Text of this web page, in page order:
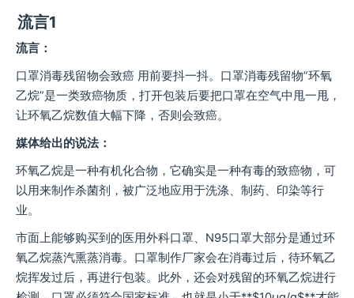
流言1
流言：
口罩消毒残留物会致癌 用前要抖一抖。口罩消毒残留物”环氧
乙烷”是一类致癌物质，打开包装后要把口罩在空气中甩一甩，
让环氧乙烷数值大幅下降，否则会致癌。
媒体给出的说法：
环氧乙烷是一种有机化合物，它确实是一种有毒的致癌物，可
以用来制作杀菌剂，被广泛地应用于洗涤、制药、印染等行
业。
市面上能够购买到的医用外科口罩、N95口罩大部分是通过环
氧乙烷蒸汽熏蒸消毒。口罩制作厂家会在消毒过后，待环氧乙
烷挥发过后，再进行包装。此外，还会对残留的环氧乙烷进行